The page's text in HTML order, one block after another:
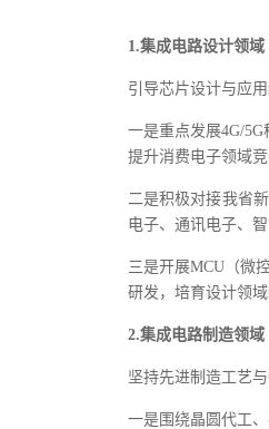
1.集成电路设计领域
引导芯片设计与应
一是重点发展4G/
提升消费电子领域竞
二是积极对接我省
电子、通讯电子、
三是开展MCU（微
研发，培育设计领域
2.集成电路制造领域
坚持先进制造工艺
一是围绕晶圆代工